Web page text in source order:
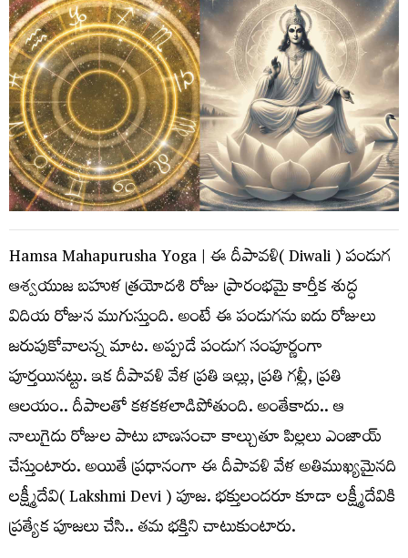
Hamsa Mahapurusha Yoga | ఈ దీపావ‌ళి( Diwali ) పండుగ
ఆశ్వ‌యుజ బ‌హుళ త్ర‌యోద‌శి రోజు ప్రారంభ‌మై కార్తీక శుద్ధ
విదియ రోజున ముగుస్తుంది. అంటే ఈ పండుగ‌ను ఐదు రోజులు
జరుపుకోవాల‌న్న మాట‌. అప్పుడే పండుగ సంపూర్ణంగా
పూర్త‌యిన‌ట్టు. ఇక దీపావ‌ళి వేళ ప్ర‌తి ఇల్లు, ప్ర‌తి గ‌ల్లీ, ప్ర‌తి
ఆల‌యం.. దీపాల‌తో క‌ళ‌క‌ళ‌లాడిపోతుంది. అంతేకాదు.. ఆ
నాలుగైదు రోజుల పాటు బాణ‌సంచా కాల్చుతూ పిల్ల‌లు ఎంజాయ్
చేస్తుంటారు. అయితే ప్ర‌ధానంగా ఈ దీపావ‌ళి వేళ అతిముఖ్య‌మైన‌ది
ల‌క్ష్మీదేవి( Lakshmi Devi ) పూజ‌. భ‌క్తులంద‌రూ కూడా ల‌క్ష్మీదేవికి
ప్ర‌త్యేక పూజ‌లు చేసి.. త‌మ భ‌క్తిని చాటుకుంటారు.